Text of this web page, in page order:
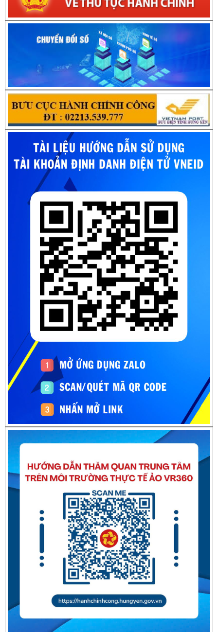
Thông báo về việc nghỉ Tết Nguyên đán Bính Ngọ năm 2026
Thông báo về việc nghỉ Tết Nguyên đán Giáp Thìn năm